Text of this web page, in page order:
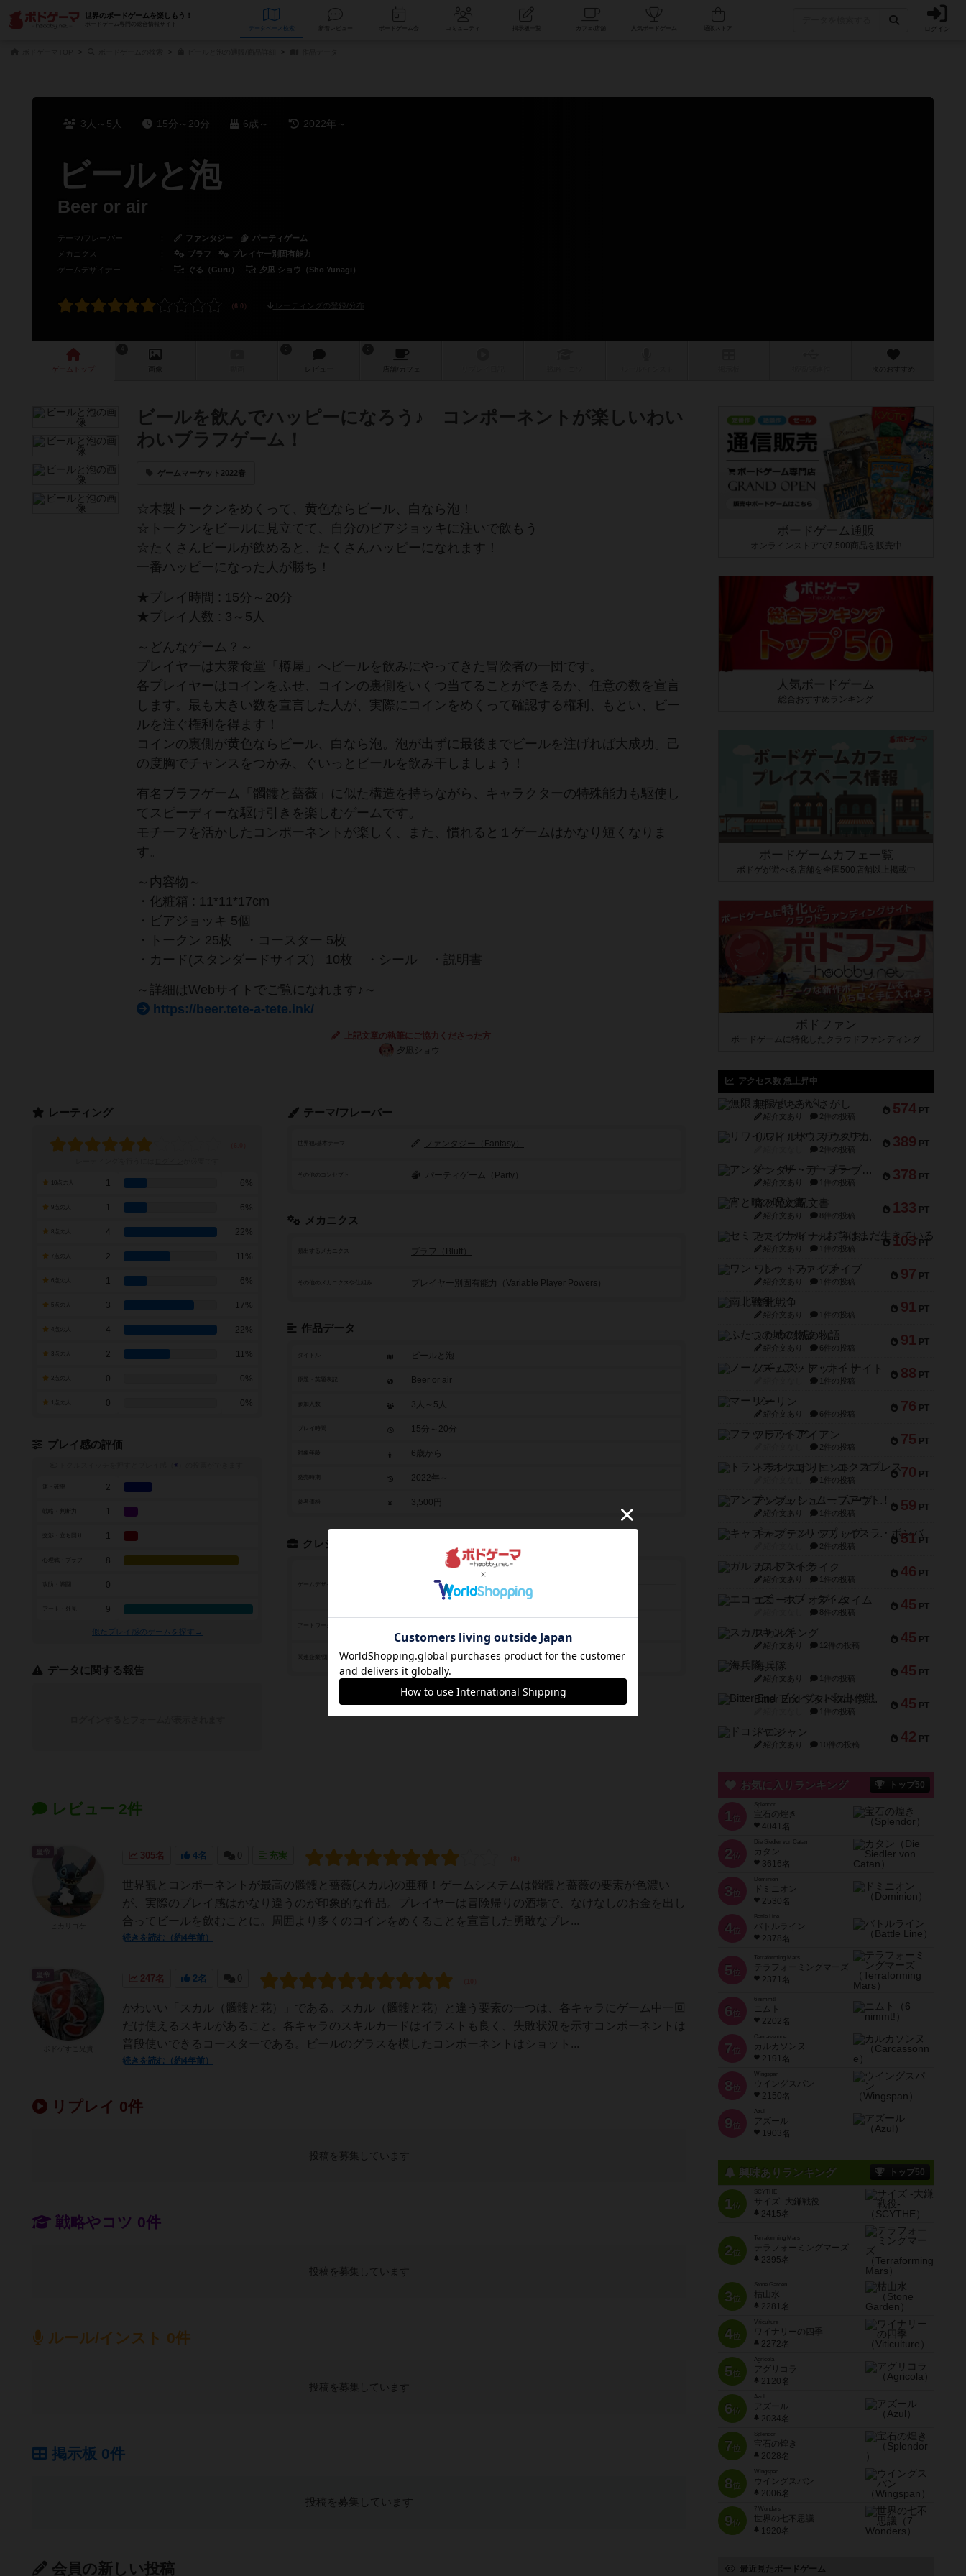
世界のボードゲームを楽しもう！
ボードゲーム専門の総合情報サイト
データベース コミュニティ 人気ボードゲーム ログイン
3人～5人 15分～20分 6歳～ 2022年～
ビールと泡
Beer or air
テーマ/フレーバー ： ファンタジー
パーティゲーム
メカニクス
： ブラフ
プレイヤー別固有能力
ゲームデザイナー
： ぐる（Guru） 夕凪 ショウ（Sho Yunagi）
レーティングの登録/分布
ゲーム 画像 レビュー 店舗/ カフェ 次のおすすめ
ビールを飲んでハッピーになろう♪ コンポーネントが楽しいわい
わいブラフゲーム！
ゲームマーケット2022春
☆木製トークンをめくって、黄色ならビール、白なら泡！
☆トークンをビールに見立てて、自分のビアジョッキに注いで飲もう
☆たくさんビールが飲めると、たくさんハッピーになれます！
一番ハッピーになった人が勝ち！
★プレイ時間 : 15分～20分
★プレイ人数 : 3～5人
～どんなゲーム？～
プレイヤーは大衆食堂「樽屋」へビールを飲みにやってきた冒険者の一団です。
各プレイヤーはコインをふせ、コインの裏側をいくつ当てることができるか、任意の数を宣言
します。最も大きい数を宣言した人が、実際にコインをめくって確認する権利、もとい、ビー
ルを注ぐ権利を得ます！
コインの裏側が黄色ならビール、白なら泡。泡が出ずに最後までビールを注げれば大成功。己
の度胸でチャンスをつかみ、ぐいっとビールを飲み干しましょう！
有名ブラフゲーム「髑髏と薔薇」に似た構造を持ちながら、キャラクターの特殊能力も駆使し
てスピーディーな駆け引きを楽しむゲームです。
モチーフを活かしたコンポーネントが楽しく、また、慣れると１ゲームはかなり短くなりま
す。
～内容物～
・化粧箱 : 11*11*17cm
・ビアジョッキ 5個
・トークン 25枚 ・コースター 5枚
・カード(スタンダードサイズ） 10枚 ・シール ・説明書
～詳細はWebサイトでご覧になれます♪～
https://beer.tete-a-tete.ink/
上記文章の執筆にご協力くださった方
夕凪ショウ
テーマ/フレーバー
世界観/基本テーマ ファンタジー（Fantasy）
その他のコンセプト パーティゲーム（Party）
メカニクス
頻出するメカニクス ブラフ（Bluff）
その他のメカニクスや仕組み プレイヤー別固有能力（Variable Player Powers）
作品データ
タイトル ビールと泡
Beer or air
参加人数 3人～5人
15分～20分
6歳から
2022年～
参考価格 3,500円
クレジット
ゲームデザイン
夕凪 ショウ（Sho Yunagi）
tete-a-tete
レーティング
1 6%
1 6%
4 22%
7点の人 2 11%
1 6%
3 17%
4 22%
2 11%
0 0%
0 0%
プレイ感の評価
※
2
戦略・判断力 1
1
8
0
アート・外見 9
似たプレイ感のゲームを探す→
データに関する報告
レビュー 2件
305名 4名 0 充実
世界観とコンポーネントが最高の髑髏と薔薇(スカル)の亜種！ゲームシステムは髑髏と薔薇の要素が色濃い
が、実際のプレイ感はかなり違うのが印象的な作品。プレイヤーは冒険帰りの酒場で、なけなしのお金を出し
合ってビールを飲むことに。周囲より多くのコインをめくることを宣言した勇敢なプレ...
続きを読む（約4年前）
皇帝
247名 2名 0
かわいい「スカル（髑髏と花）」である。スカル（髑髏と花）と違う要素の一つは、各キャラにゲーム中一回
だけ使えるスキルがあること。各キャラのスキルカードはイラストも良く、失敗状況を示すコンポーネントは
普段使いできるコースターである。ビールのグラスを模したコンポーネントはショット...
続きを読む（約4年前）
皇帝
リプレイ 0件
投稿を募集しています
戦略やコツ 0件
投稿を募集しています
ルール/インスト 0件
投稿を募集しています
掲示板 0件
投稿を募集しています
会員の新しい投稿
ボードゲーム通販
オンラインストアで7,500商品を販売中
人気ボードゲーム
総合おすすめランキング
ボードゲームカフェ一覧
ボドゲが遊べる店舗を全国500店舗以上掲載中
ボドファン
ボードゲームに特化したクラウドファンディング
アクセス数 急上昇中
574 PT
無限まちがいさがし
紹介文あり 2件の投稿
389 PT
リワイルド：サウスアメリカ
2件の投稿
378 PT
アンダー・ザ・テーブラー
紹介文あり 1件の投稿
133 PT
宵と暁の呪文書
紹介文あり 8件の投稿
103 PT
セミファイナル ～お前はまだ生きている～
紹介文あり 1件の投稿
97 PT
ワン・トゥ・ファイブ
紹介文あり 1件の投稿
91 PT
南北戦争
紹介文あり 1件の投稿
91 PT
ふたつの城の物語
紹介文あり 6件の投稿
88 PT
ノームズ・アット・ナイト
1件の投稿
76 PT
マーリン
紹介文あり 6件の投稿
75 PT
フラットアイアン
2件の投稿
70 PT
トランスオリエント・エクスプレス
1件の投稿
59 PT
アンブッシュ！：ムーブアウト！
紹介文あり 1件の投稿
51 PT
キャプテン・フリップ：イスラ・ボンバ
2件の投稿
46 PT
ガルフストライク
紹介文あり 1件の投稿
45 PT
エコーズ・オブ・タイム
8件の投稿
45 PT
スカルキング
紹介文あり 12件の投稿
45 PT
海兵隊
紹介文あり 1件の投稿
45 PT
Bitter End ブタペスト救出作戦
1件の投稿
42 PT
ドコジャン
紹介文あり 10件の投稿
お気に入りランキング トップ50
1 位
宝石の煌き
4041名
2 位
Die Siedler von Catan
カタン
3616名
3 位
ドミニオン
2530名
4位
Battle Line
バトルライン
2378名
5 位
Terraforming Mars
テラフォーミングマーズ
2371名
6 位
ニムト
2202名
7 位
Carcassonne
カルカソンヌ
2191名
8 位
Wingspan
ウイングスパン
2150名
9 位
Azul
アズール
1903名
興味ありランキング トップ50
1位
SCYTHE
サイズ -大鎌戦役-
2415名
2位
Terraforming Mars
テラフォーミングマーズ
2395名
3位
Stone Garden
枯山水
2281名
4位
Viticulture
ワイナリーの四季
2272名
5位
Agricola
アグリコラ
2120名
6位
Azul
アズール
2034名
7位
宝石の煌き
2028名
8位
Wingspan
ウイングスパン
2006名
9位
7 Wonders
世界の七不思議
1920名
最近見たボードゲーム